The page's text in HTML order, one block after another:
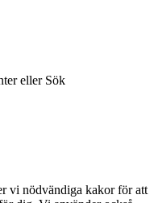
eller Sök
vi nödvändiga kakor för att